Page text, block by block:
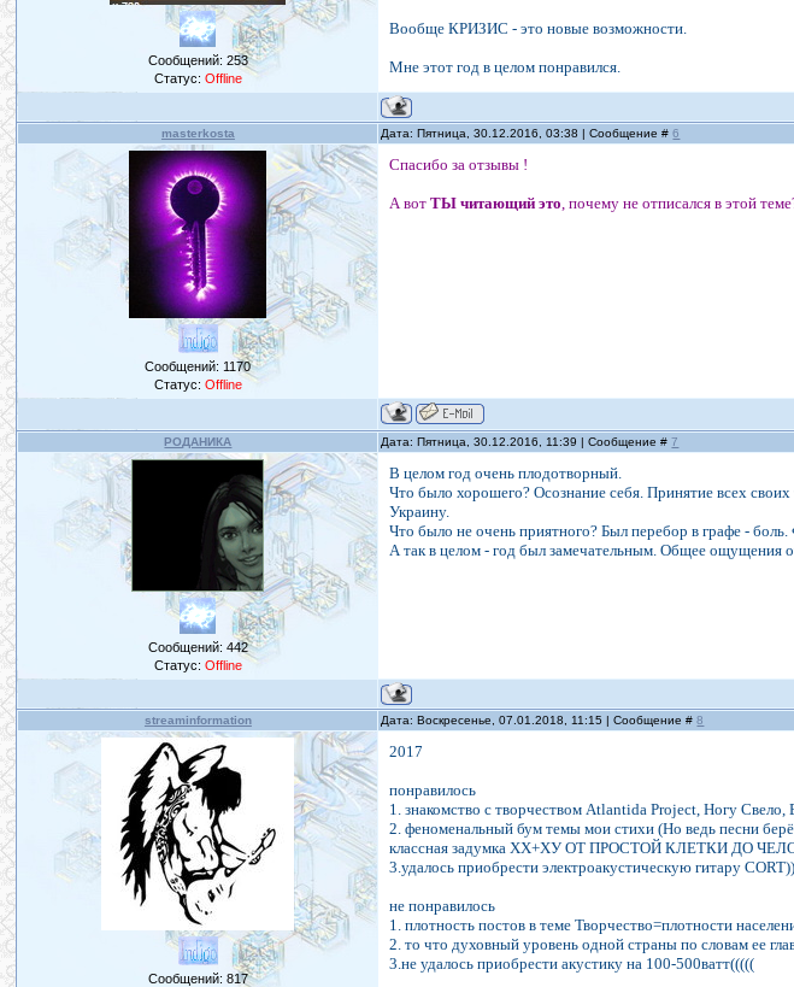
Сообщений: 253
Статус: Offline
Вообще КРИЗИС - это новые возможности.
Мне этот год в целом понравился.
masterkosta Дата: Пятница, 30.12.2016, 03:38 | Сообщение #6
Сообщений: 1170
Статус: Offline
Спасибо за отзывы !
А вотТЫ читающий это, почему не отписался в этой
РОДАНИКА Дата: Пятница, 30.12.2016, 11:39 | Сообщение #7
Сообщений: 442
Статус: Offline
В целом год очень плодотворный.
Что было хорошего? Осознание себя. Принятие всех
Украину.
Что было не очень приятного? Был перебор в графе -
А так в целом - год был замечательным. Общее ощущения
streaminformation Дата: Воскресенье, 07.01.2018, 11:15 | Сообщение #8
Сообщений: 817
2017
понравилось
1. знакомство с творчеством Atlantida Project, Ногу
2. феноменальный бум темы мои стихи (Но ведь песни
классная задумка ХХ+ХУ ОТ ПРОСТОЙ КЛЕТКИ ДО
3.удалось приобрести электроакустическую гитару
не понравилось
1. плотность постов в теме Творчество=плотности
2. то что духовный уровень одной страны по словам ее
3.не удалось приобрести акустику на 100-500ватт(((((